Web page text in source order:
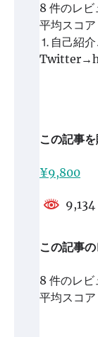
8 件のレビ
平均スコア
⒈自己紹
この記事
¥9,800
この記事
8 件のレビ
平均スコア